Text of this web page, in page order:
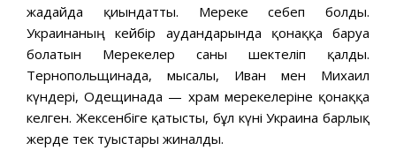
жағдайда қиындатты. Мереке себеп болды.
Украинаның кейбір аудандарында қонаққа баруға
болатын Мерекелер саны шектеліп қалды.
Тернопольщинада, мысалы, Иван мен Михаил
күндері, Одещинада — храм мерекелеріне қонаққа
келген. Жексенбіге қатысты, бұл күні Украина барлық
жерде тек туыстары жиналды.